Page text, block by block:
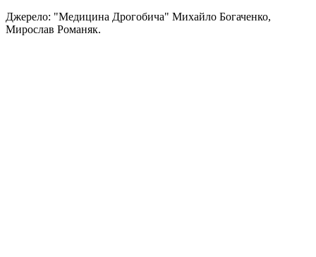
Джерело: "Медицина Дрогобича" Михайло Богаченко,
Мирослав Романяк.